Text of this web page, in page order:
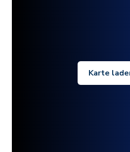
Karte